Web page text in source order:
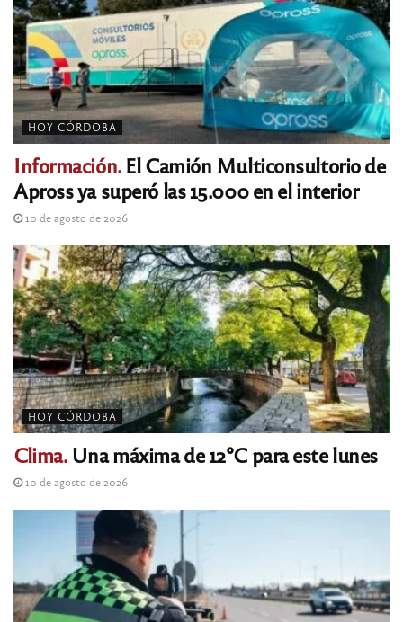
HOY CÓRDOBA
Información.El Camión Multiconsultorio de
Apross ya superó las 15.000 en el interior
10 de agosto de 2026
HOY CÓRDOBA
Clima.Una máxima de 12°C para este lunes
10 de agosto de 2026